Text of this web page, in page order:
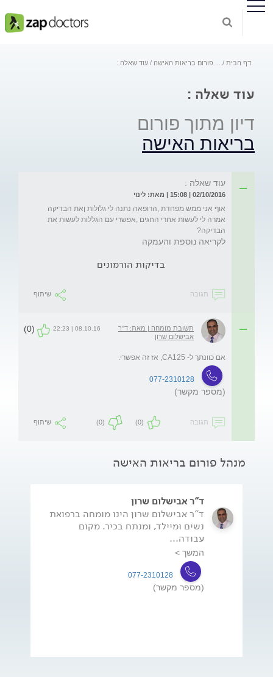
דף הבית פורום בריאות האישה עוד שאלה :
עוד שאלה :
דיון מתוך פורום
בריאות האישה
עוד שאלה :
02/10/2016 | 15:08 | מאת: לינוי
אוף אני ממש מפחדת ,הרופאה נתנה לי גלולות ןאת הבדיקה
אמרה לי לעשות אחרי החגים ,אפשרי עם הגללות לעשות את
הבדיקה?
לקריאה נוספת והעמקה
בדיקות הורמונים
תגובה שיתוף
תשובת מומחה | מאת: ד"ר
אבישלום שרון
08.10.16 | 22:23
(0)
אם כוונתך ל- CA125, אז זה אפשרי.
077-2310128
(מספר מקשר)
תגובה (0)
(0) שיתוף
מנהל פורום בריאות האישה
ד"ר אבישלום שרון
ד"ר אבישלום שרון הינו מומחה ברפואת
נשים ומיילד, ומנתח בכיר. מקום
עבודה...
המשך >
077-2310128
(מספר מקשר)